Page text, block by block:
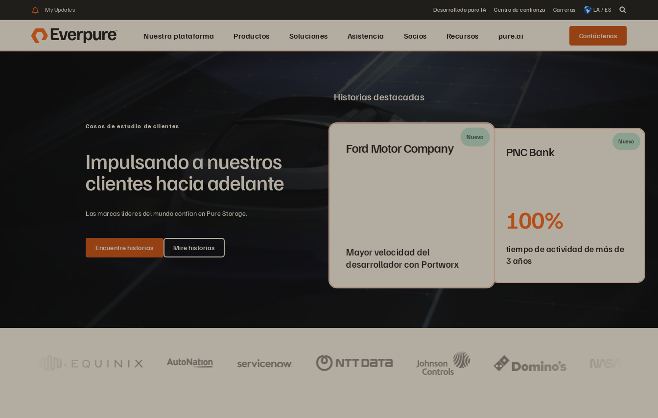
My Updates Desarrollado para IA Centro de confianza Carreras LA / ES
Nuestra plataforma Productos Soluciones Asistencia Socios Recursos pure.ai Contáctenos
Casos de estudio de clientes
Impulsando a nuestros
clientes hacia adelante
Las marcas líderes del mundo confían en Pure Storage.
Encuentre historias Mire historias
Historias destacadas
Nuevo
Ford Motor Company
Mayor velocidad del
desarrollador con Portworx
Nuevo
PNC Bank
100%
tiempo de actividad de más de
3 años